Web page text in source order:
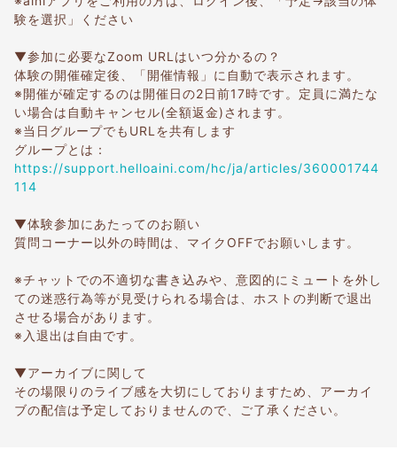
験を選択」ください
▼参加に必要なZoom URLはいつ分かるの？
体験の開催確定後、「開催情報」に自動で表示されます。
※開催が確定するのは開催日の2日前17時です。定員に満たな
い場合は自動キャンセル(全額返金)されます。
※当日グループでもURLを共有します
グループとは：
https://support.helloaini.com/hc/ja/articles/360001744
114
▼体験参加にあたってのお願い
質問コーナー以外の時間は、マイクOFFでお願いします。
※チャットでの不適切な書き込みや、意図的にミュートを外し
ての迷惑行為等が見受けられる場合は、ホストの判断で退出
させる場合があります。
※入退出は自由です。
▼アーカイブに関して
その場限りのライブ感を大切にしておりますため、アーカイ
ブの配信は予定しておりませんので、ご了承ください。